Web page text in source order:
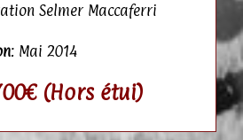
Selmer Maccaferri
: Mai 2014
(Hors étui)